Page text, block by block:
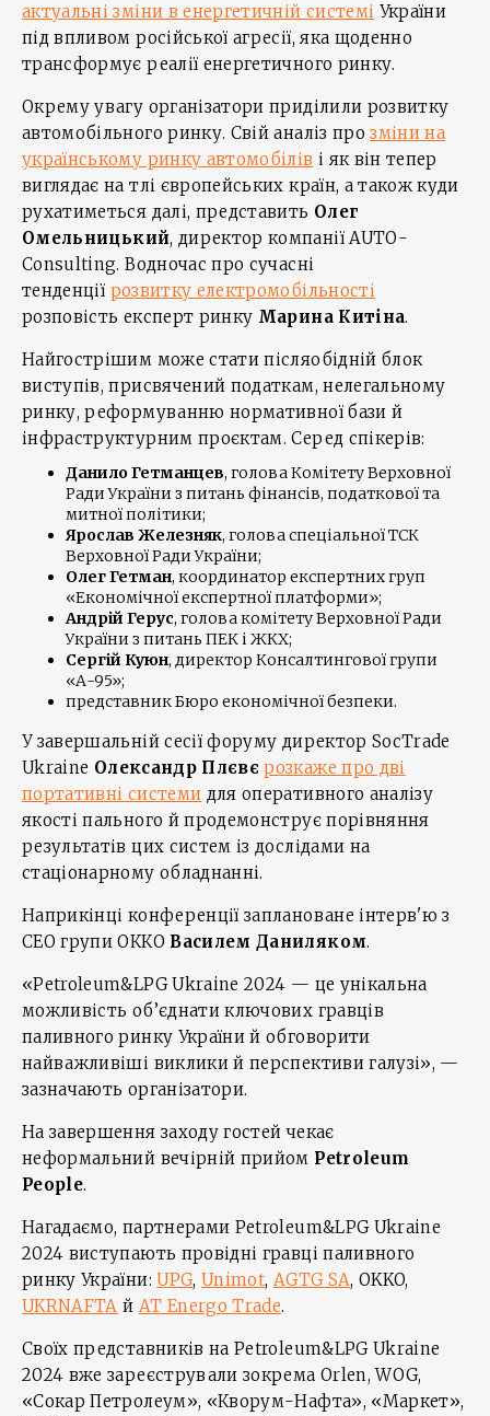
актуальні зміни в енергетичній системі України
під впливом російської агресії, яка щоденно
трансформує реалії енергетичного ринку.
Окрему увагу організатори приділили розвитку
автомобільного ринку. Свій аналіз прозміни на
українському ринку автомобілів і як він тепер
виглядає на тлі європейських країн, а також куди
рухатиметься далі, представить Олег
Омельницький, директор компанії AUTO-
Consulting. Водночас про сучасні
тенденції розвитку електромобільності
розповість експерт ринку Марина Китіна.
Найгострішим може стати післяобідній блок
виступів, присвячений податкам, нелегальному
ринку, реформуванню нормативної бази й
інфраструктурним проєктам. Серед спікерів:
Данило Гетманцев, голова Комітету Верховної
Ради України з питань фінансів, податкової та
митної політики;
Ярослав Железняк, голова спеціальної ТСК
Верховної Ради України;
Олег Гетман, координатор експертних груп
«Економічної експертної платформи»;
Андрій Герус, голова комітету Верховної Ради
України з питань ПЕК і ЖКХ;
Сергій Куюн, директор Консалтингової групи
«А-95»;
представник Бюро економічної безпеки.
У завершальній сесії форуму директор SocTrade
Ukraine Олександр Плєвє розкаже про дві
портативні системи для оперативного аналізу
якості пального й продемонструє порівняння
результатів цих систем із дослідами на
стаціонарному обладнанні.
Наприкінці конференції заплановане інтерв'ю з
СЕО групи ОККО Василем Даниляком.
«Petroleum&LPG Ukraine 2024 — це унікальна
можливість об’єднати ключових гравців
паливного ринку України й обговорити
найважливіші виклики й перспективи галузі», —
зазначають організатори.
На завершення заходу гостей чекає
неформальний вечірній прийом Petroleum
People.
Нагадаємо, партнерами Petroleum&LPG Ukraine
2024 виступають провідні гравці паливного
ринку України:UPG,Unimot, AGTG SA, OKKO,
UKRNAFTA й AT Energo Trade.
Своїх представників на Petroleum&LPG Ukraine
2024 вже зареєстрували зокрема Orlen, WOG,
«Сокар Петролеум», «Кворум-Нафта», «Маркет»,